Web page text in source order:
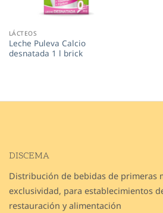
LÁCTEOS
Leche Puleva Calcio
desnatada 1 l brick
DISCEMA
Distribución de bebidas de primeras
exclusividad, para establecimientos
restauración y alimentación